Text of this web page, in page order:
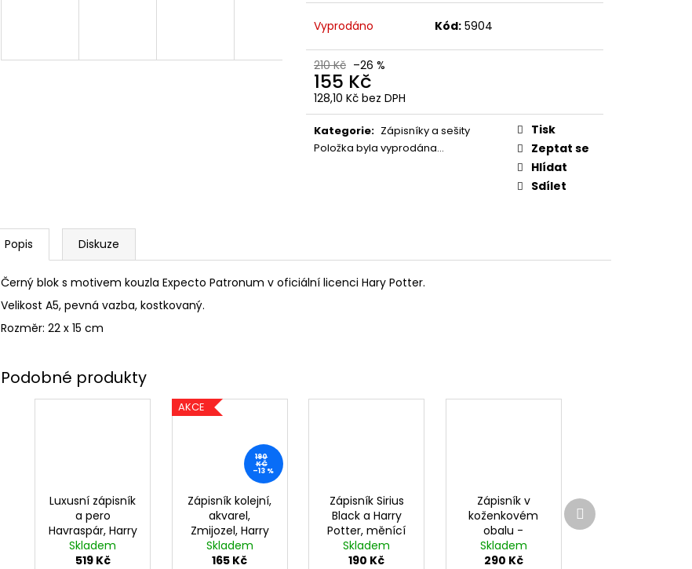
Vyprodáno Kód: 5904
210 Kč –26 %
155 Kč
128,10 Kč bez DPH
Měrná
cena:
Kategorie: Zápisníky a sešity
Položka byla vyprodána…
Tisk
Zeptat se
Hlídat
Sdílet
Popis Diskuze
Černý blok s motivem kouzla Expecto Patronum v oficiální licenci Hary Potter.
Velikost A5, pevná vazba, kostkovaný.
Rozměr: 22 x 15 cm
Luxusní zápisník
a pero
Havraspár, Harry
Potter
Skladem
519 Kč
AKCE
190
KČ
–13 %
Zápisník kolejní,
akvarel,
Zmijozel, Harry
Potter
Skladem
165 Kč
Zápisník Sirius
Black a Harry
Potter, měnící
Skladem
190 Kč
Zápisník v
koženkovém
obalu -
Pobertův
plánek, Harry
Skladem
290 Kč
Další
produkt
TAJEMNÝ BALÍČEK Z PŘÍČNÉ ULICE
499 Kč